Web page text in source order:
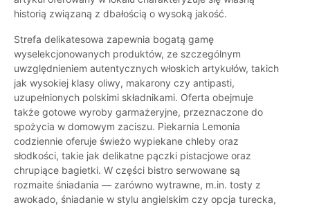
historią związaną z dbałością o wysoką jakość.
Strefa delikatesowa zapewnia bogatą gamę
wyselekcjonowanych produktów, ze szczególnym
uwzględnieniem autentycznych włoskich artykułów, takich
jak wysokiej klasy oliwy, makarony czy antipasti,
uzupełnionych polskimi składnikami. Oferta obejmuje
także gotowe wyroby garmażeryjne, przeznaczone do
spożycia w domowym zaciszu. Piekarnia Lemonia
codziennie oferuje świeżo wypiekane chleby oraz
słodkości, takie jak delikatne pączki pistacjowe oraz
chrupiące bagietki. W części bistro serwowane są
rozmaite śniadania — zarówno wytrawne, m.in. tosty z
awokado, śniadanie w stylu angielskim czy opcja turecka,